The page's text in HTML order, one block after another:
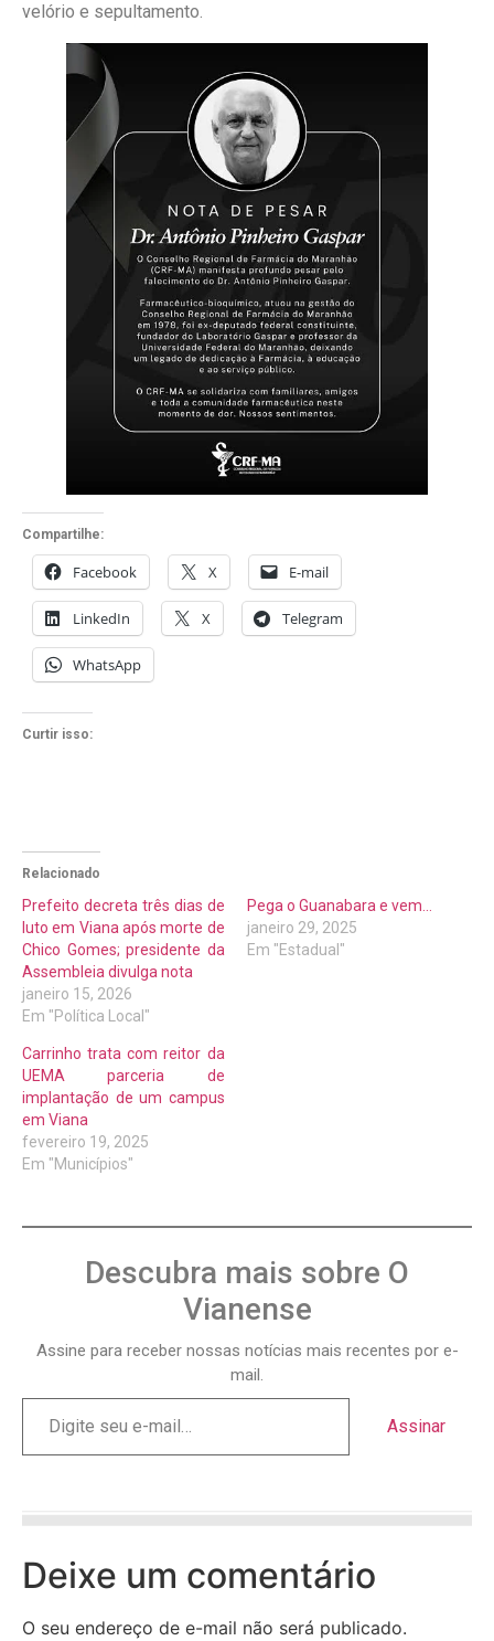
velório e sepultamento.
Compartilhe:
Facebook X E-mail
LinkedIn X Telegram
WhatsApp
Curtir isso:
Relacionado
Prefeito decreta três dias de
luto em Viana após morte de
Chico Gomes; presidente da
Assembleia divulga nota
janeiro 15, 2026
Em "Política Local"
Pega o Guanabara e vem…
janeiro 29, 2025
Em "Estadual"
Carrinho trata com reitor da
UEMA parceria de
implantação de um campus
em Viana
fevereiro 19, 2025
Em "Municípios"
Descubra mais sobre O
Vianense
Assine para receber nossas notícias mais recentes por e-
mail.
Assinar
Deixe um comentário
O seu endereço de e-mail não será publicado.